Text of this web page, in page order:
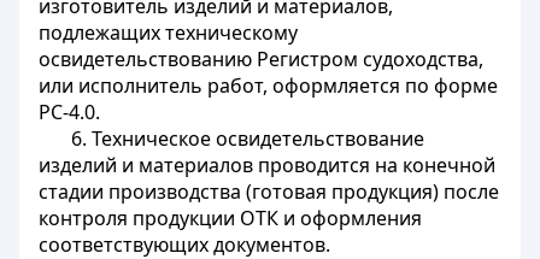
изготовитель изделий и материалов,
подлежащих техническому
освидетельствованию Регистром судоходства,
или исполнитель работ, оформляется по форме
РС-4.0.
6. Техническое освидетельствование
изделий и материалов проводится на конечной
стадии производства (готовая продукция) после
контроля продукции ОТК и оформления
соответствующих документов.